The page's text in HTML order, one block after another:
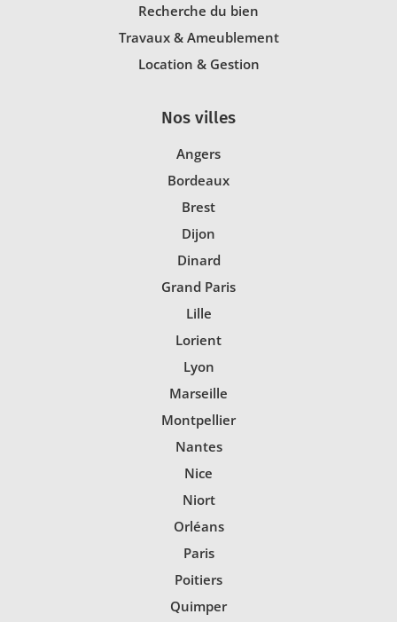
Recherche du bien
Travaux & Ameublement
Location & Gestion
Nos villes
Angers
Bordeaux
Brest
Dijon
Dinard
Grand Paris
Lille
Lorient
Lyon
Marseille
Montpellier
Nantes
Nice
Niort
Orléans
Paris
Poitiers
Quimper